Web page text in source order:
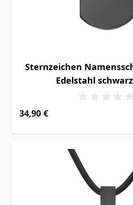
Sternzeichen
Edelstahl
34,90 €